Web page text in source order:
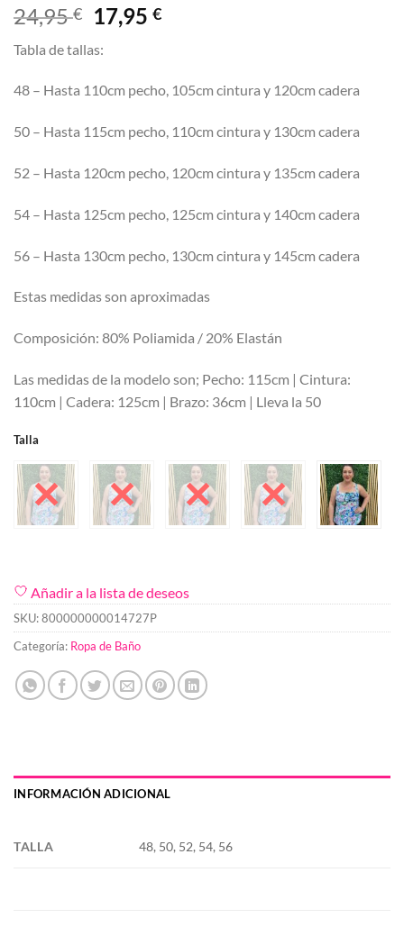
24,95€
El
precio
original
era:
24,95 €.
17,95€El
es:
17,95 €.
Tabla de tallas:
48 – Hasta 110cm pecho, 105cm cintura y 120cm cadera
50 – Hasta 115cm pecho, 110cm cintura y 130cm cadera
52 – Hasta 120cm pecho, 120cm cintura y 135cm cadera
54 – Hasta 125cm pecho, 125cm cintura y 140cm cadera
56 – Hasta 130cm pecho, 130cm cintura y 145cm cadera
Estas medidas son aproximadas
Composición: 80% Poliamida / 20% Elastán
Las medidas de la modelo son; Pecho: 115cm | Cintura:
110cm | Cadera: 125cm | Brazo: 36cm | Lleva la 50
Talla
Añadir a la lista de deseos
SKU:800000000014727P
Categoría: Ropa de Baño
INFORMACIÓN ADICIONAL
TALLA 48, 50, 52, 54, 56